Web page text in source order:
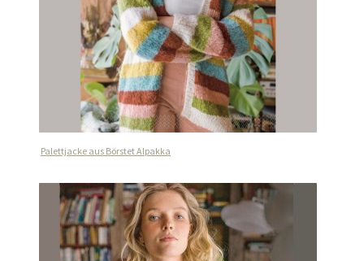
Palettjacke aus Börstet Alpakka